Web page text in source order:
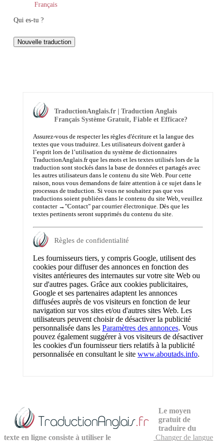
Français
Qui es-tu ?
TraductionAnglais.fr | Traduction Anglais
Français Système Gratuit, Fiable et Efficace?
Assurez-vous de respecter les règles d'écriture et la langue des
textes que vous traduirez. Les utilisateurs doivent garder à
l’esprit lors de l’utilisation du système de dictionnaires
TraductionAnglais.fr que les mots et les textes utilisés lors de la
traduction sont stockés dans la base de données et partagés avec
les autres utilisateurs dans le contenu du site Web. Pour cette
raison, nous vous demandons de faire attention à ce sujet dans le
processus de traduction. Si vous ne souhaitez pas que vos
traductions soient publiées dans le contenu du site Web, veuillez
contacter →"Contact" par courrier électronique. Dès que les
textes pertinents seront supprimés du contenu du site.
Règles de confidentialité
Les fournisseurs tiers, y compris Google, utilisent des
cookies pour diffuser des annonces en fonction des
visites antérieures des internautes sur votre site Web ou
sur d'autres pages. Grâce aux cookies publicitaires,
Google et ses partenaires adaptent les annonces
diffusées auprès de vos visiteurs en fonction de leur
navigation sur vos sites et/ou d'autres sites Web. Les
utilisateurs peuvent choisir de désactiver la publicité
personnalisée dans les Paramètres des annonces. Vous
pouvez également suggérer à vos visiteurs de désactiver
les cookies d'un fournisseur tiers relatifs à la publicité
personnalisée en consultant le site www.aboutads.info.
Changer de langue
Le moyen
gratuit de
traduire du
texte en ligne consiste à utiliser le